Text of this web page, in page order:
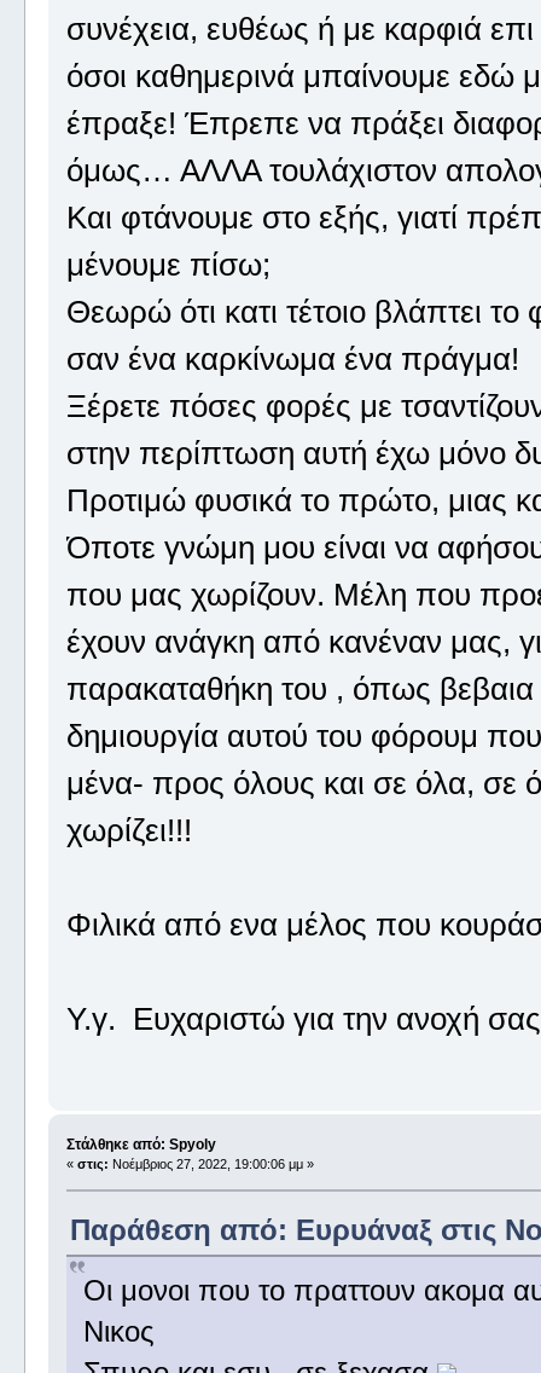
συνέχεια, ευθέως ή με καρφιά
όσοι καθημερινά μπαίνουμε εδώ
έπραξε! Έπρεπε να πράξει
όμως… ΑΛΛΑ τουλάχιστον
Και φτάνουμε στο εξής, γιατί
μένουμε πίσω;
Θεωρώ ότι κατι τέτοιο βλάπτει
σαν ένα καρκίνωμα ένα πράγμα!
Ξέρετε πόσες φορές με
στην περίπτωση αυτή έχω μόνο
Προτιμώ φυσικά το πρώτο, μιας
Όποτε γνώμη μου είναι να
που μας χωρίζουν. Μέλη που
έχουν ανάγκη από κανέναν μας,
παρακαταθήκη του , όπως βεβαια
δημιουργία αυτού του φόρουμ
μένα- προς όλους και σε όλα, σε
χωρίζει!!!
Φιλικά από ενα μέλος που
Υ.γ. Ευχαριστώ για την ανοχή
Στάλθηκε από: Spyoly
« στις: Νοέμβριος 27, 2022, 19:00:06 μμ »
Παράθεση από: Ευρυάναξ στις
Οι μονοι που το πραττουν ακομα
Νικος